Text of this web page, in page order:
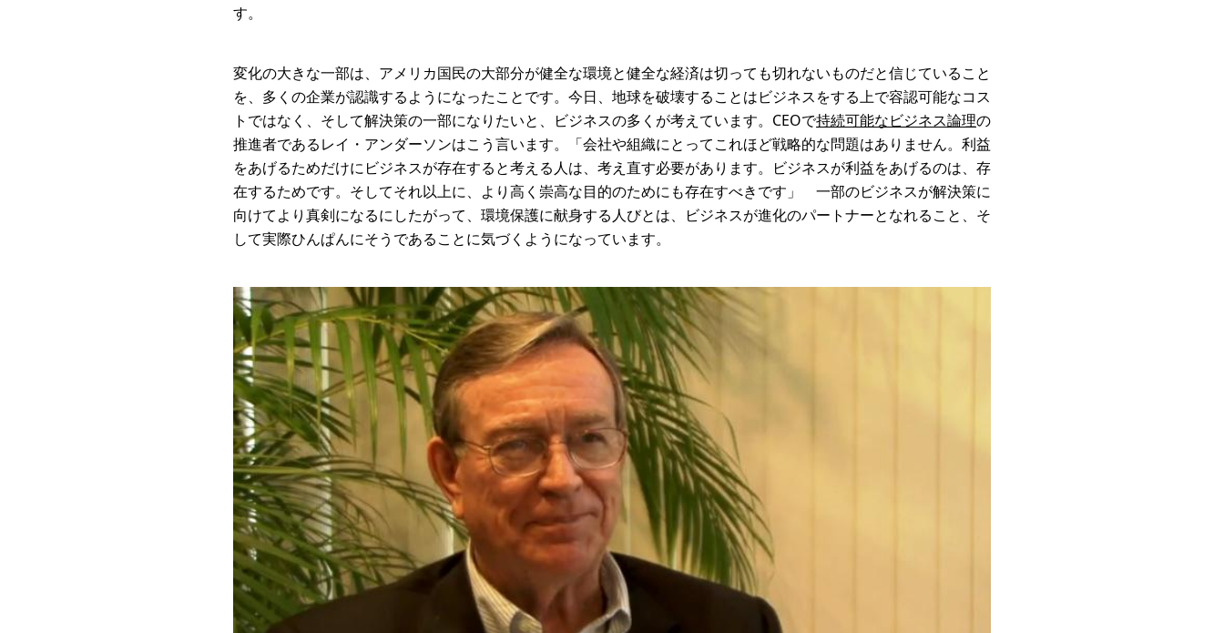
す。
変化の大きな一部は、アメリカ国民の大部分が健全な環境と健全な経済は切っても切れないものだと信じていること
を、多くの企業が認識するようになったことです。今日、地球を破壊することはビジネスをする上で容認可能なコス
トではなく、そして解決策の一部になりたいと、ビジネスの多くが考えています。CEOで持続可能なビジネス論理の
推進者であるレイ・アンダーソンはこう言います。「会社や組織にとってこれほど戦略的な問題はありません。利益
をあげるためだけにビジネスが存在すると考える人は、考え直す必要があります。ビジネスが利益をあげるのは、存
在するためです。そしてそれ以上に、より高く崇高な目的のためにも存在すべきです」 一部のビジネスが解決策に
向けてより真剣になるにしたがって、環境保護に献身する人びとは、ビジネスが進化のパートナーとなれること、そ
して実際ひんぱんにそうであることに気づくようになっています。